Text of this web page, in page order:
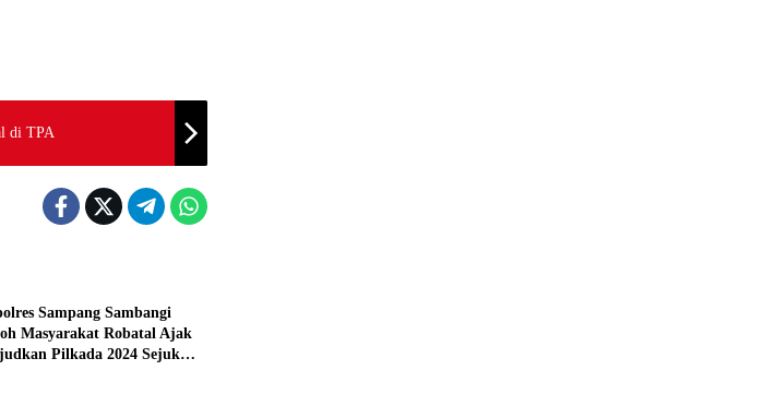
di TPA
Sampang Sambangi
Masyarakat Robatal Ajak
Pilkada 2024 Sejuk
Polres